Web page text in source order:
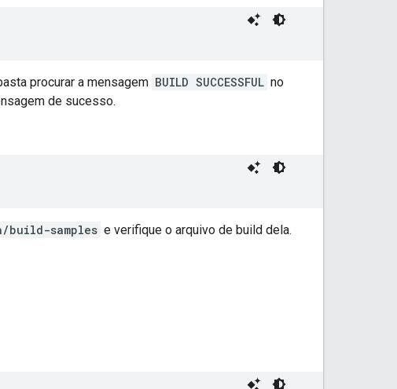
procurar a mensagem BUILD SUCCESSFUL no
de sucesso.
build-samples e verifique o arquivo de build dela.